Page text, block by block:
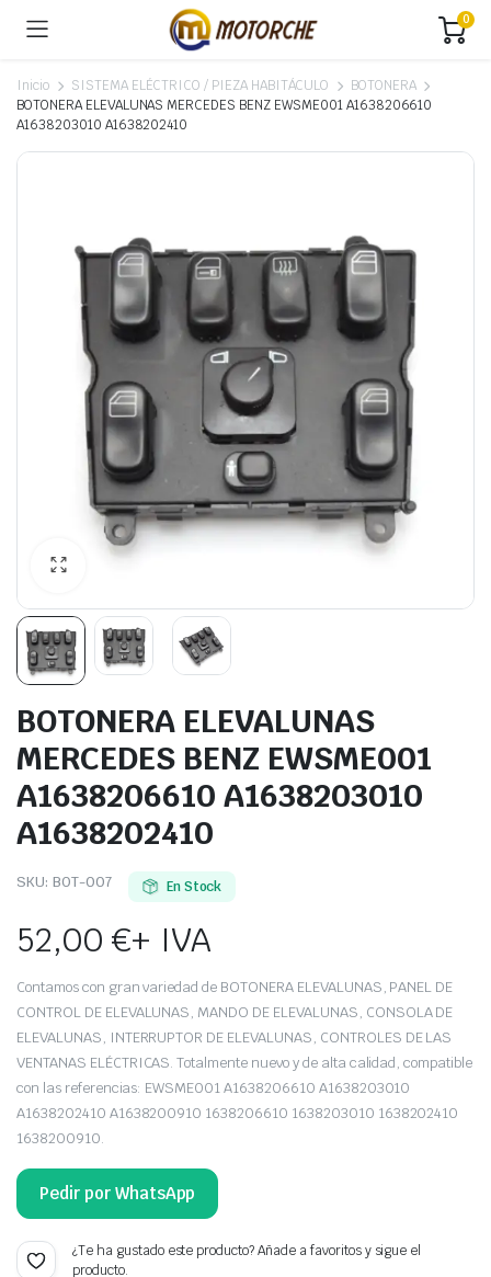
0
Inicio SISTEMA ELÉCTRICO / PIEZA HABITÁCULO
BOTONERA
BOTONERA ELEVALUNAS MERCEDES BENZ EWSME001 A1638206610
A1638203010 A1638202410
BOTONERA ELEVALUNAS
MERCEDES BENZ EWSME001
A1638206610 A1638203010
A1638202410
SKU: BOT-007 En Stock
52,00€+ IVA
Contamos con gran variedad de BOTONERA ELEVALUNAS, PANEL DE
CONTROL DE ELEVALUNAS, MANDO DE ELEVALUNAS, CONSOLA DE
ELEVALUNAS, INTERRUPTOR DE ELEVALUNAS, CONTROLES DE LAS
VENTANAS ELÉCTRICAS. Totalmente nuevo y de alta calidad, compatible
con las referencias: EWSME001 A1638206610 A1638203010
A1638202410 A1638200910 1638206610 1638203010 1638202410
1638200910.
Pedir por WhatsApp
¿Te ha gustado este producto? Añade a favoritos y sigue el
producto.